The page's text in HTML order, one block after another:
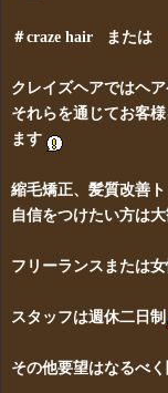
＃craze hair または
クレイズヘアではヘ
それらを通じてお客
ます
縮毛矯正、髪質改善
自信をつけたい方は
フリーランスまたは
スタッフは週休二日制
その他要望はなるべ